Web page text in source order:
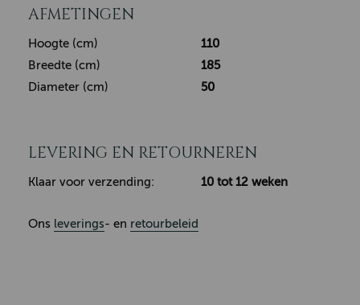
AFMETINGEN
Hoogte (cm)
110
Breedte (cm)
185
Diameter (cm)
50
LEVERING EN RETOURNEREN
Klaar voor verzending: 10 tot 12 weken
Ons leverings- en retourbeleid